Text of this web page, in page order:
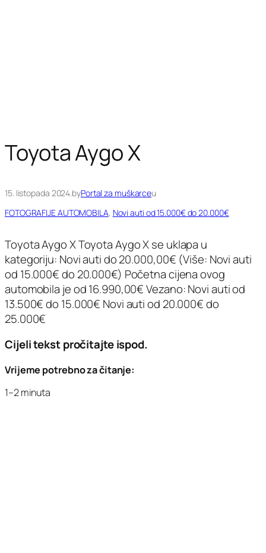
Toyota Aygo X
15. listopada 2024.byPortal za muškarceu
FOTOGRAFIJE AUTOMOBILA, Novi auti od 15.000€ do 20.000€
Toyota Aygo X Toyota Aygo X se uklapa u
kategoriju: Novi auti do 20.000,00€ (Više: Novi auti
od 15.000€ do 20.000€) Početna cijena ovog
automobila je od 16.990,00€ Vezano: Novi auti od
13.500€ do 15.000€ Novi auti od 20.000€ do
25.000€
Cijeli tekst pročitajte ispod.
Vrijeme potrebno za čitanje:
1–2 minuta